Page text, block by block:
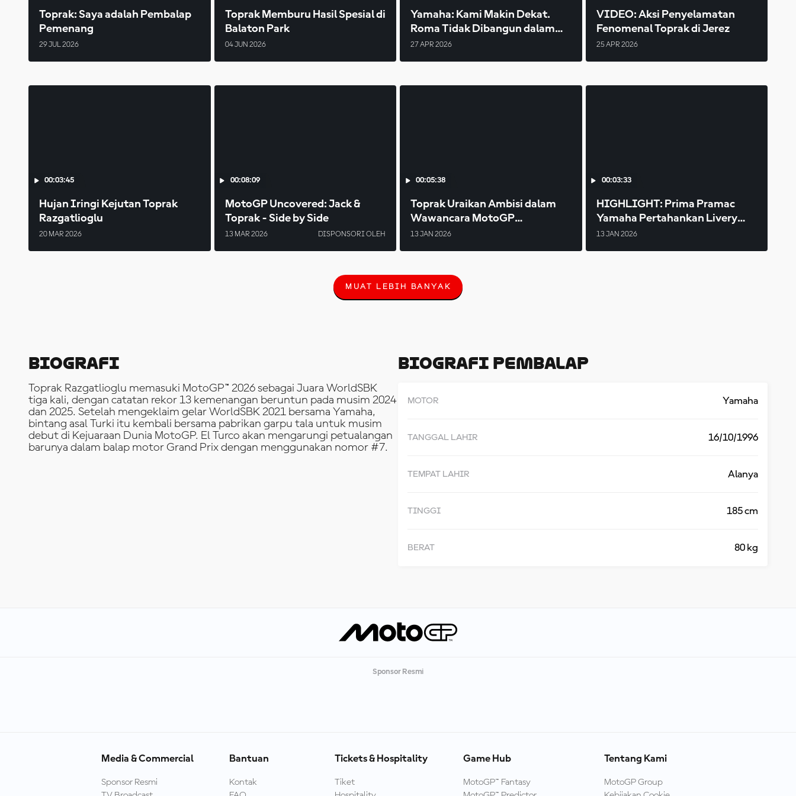
Toprak: Saya adalah Pembalap
Pemenang
29 JUL 2026
Toprak Memburu Hasil Spesial di
Balaton Park
04 JUN 2026
Yamaha: Kami Makin Dekat.
Roma Tidak Dibangun dalam
Sehari
27 APR 2026
VIDEO: Aksi Penyelamatan
Fenomenal Toprak di Jerez
25 APR 2026
00:03:45
Hujan Iringi Kejutan Toprak
Razgatlioglu
20 MAR 2026
00:08:09
MotoGP Uncovered: Jack &
Toprak - Side by Side
13 MAR 2026 DISPONSORI OLEH
00:05:38
Toprak Uraikan Ambisi dalam
Wawancara MotoGP
Pertamanya
13 JAN 2026
00:03:33
HIGHLIGHT: Prima Pramac
Yamaha Pertahankan Livery
Ungu-Biru
13 JAN 2026
M
U
I
H
MUAT LEBIH BANYAK
Biografi Pembalap
MOTOR Yamaha
TANGGAL LAHIR 16/10/1996
TEMPAT LAHIR Alanya
TINGGI 185 cm
BERAT 80 kg
Biografi
Toprak Razgatlioglu memasuki MotoGP™ 2026 sebagai Juara WorldSBK
tiga kali, dengan catatan rekor 13 kemenangan beruntun pada musim 2024
dan 2025. Setelah mengeklaim gelar WorldSBK 2021 bersama Yamaha,
bintang asal Turki itu kembali bersama pabrikan garpu tala untuk musim
debut di Kejuaraan Dunia MotoGP. El Turco akan mengarungi petualangan
barunya dalam balap motor Grand Prix dengan menggunakan nomor #7.
Sponsor Resmi
Media & Commercial
Sponsor Resmi
Bantuan
Kontak
Tickets & Hospitality
Tiket
Game Hub
MotoGP™ Fantasy
Tentang Kami
MotoGP Group